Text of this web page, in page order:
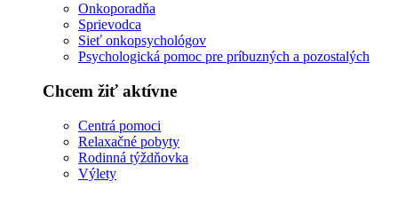
Onkoporadňa
Sprievodca
Sieť onkopsychológov
Psychologická pomoc pre príbuzných a pozostalých
Chcem žiť aktívne
Centrá pomoci
Relaxačné pobyty
Rodinná týždňovka
Výlety